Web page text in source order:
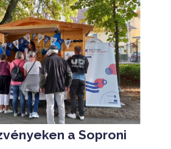
a Soproni